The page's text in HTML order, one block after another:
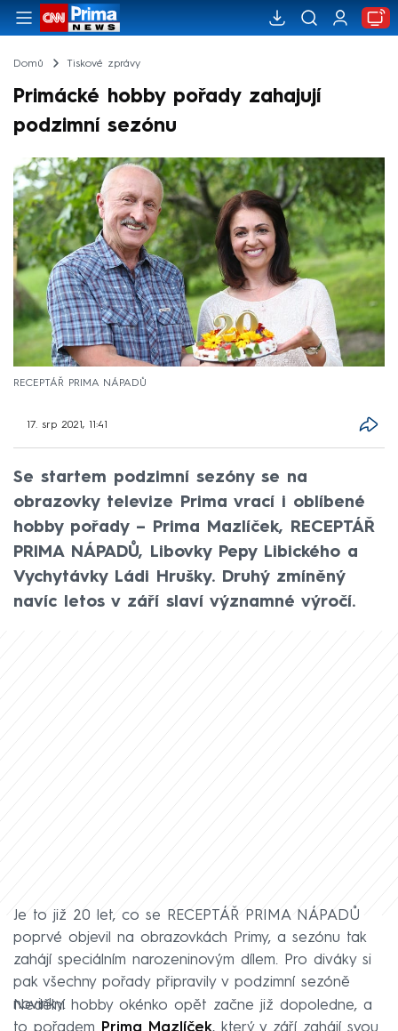
Domů Tiskové zprávy
Primácké hobby pořady zahajují
podzimní sezónu
RECEPTÁŘ PRIMA NÁPADŮ
17. srp 2021, 11:41
Se startem podzimní sezóny se na
obrazovky televize Prima vrací i oblíbené
hobby pořady – Prima Mazlíček, RECEPTÁŘ
PRIMA NÁPADŮ, Libovky Pepy Libického a
Vychytávky Ládi Hrušky. Druhý zmíněný
navíc letos v září slaví významné výročí.
Je to již 20 let, co se RECEPTÁŘ PRIMA NÁPADŮ
poprvé objevil na obrazovkách Primy, a sezónu tak
zahájí speciálním narozeninovým dílem. Pro diváky si
pak všechny pořady připravily v podzimní sezóně
novinky.
Nedělní hobby okénko opět začne již dopoledne, a